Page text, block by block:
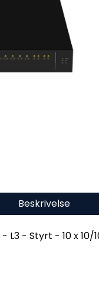
Beskrivelse
L3 - Styrt - 10 x